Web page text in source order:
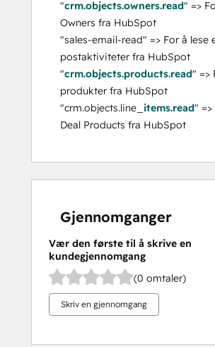
"crm.objects.owners.read" =>
Owners fra HubSpot
"sales-email-read" => For å lese
postaktiviteter fra HubSpot
"crm.objects.products.read" =>
produkter fra HubSpot
"crm.objects.line_ items.read" =>
Deal Products fra HubSpot
Gjennomganger
Vær den første til å skrive en
kundegjennomgang
(0 omtaler)
Skriv en gjennomgang